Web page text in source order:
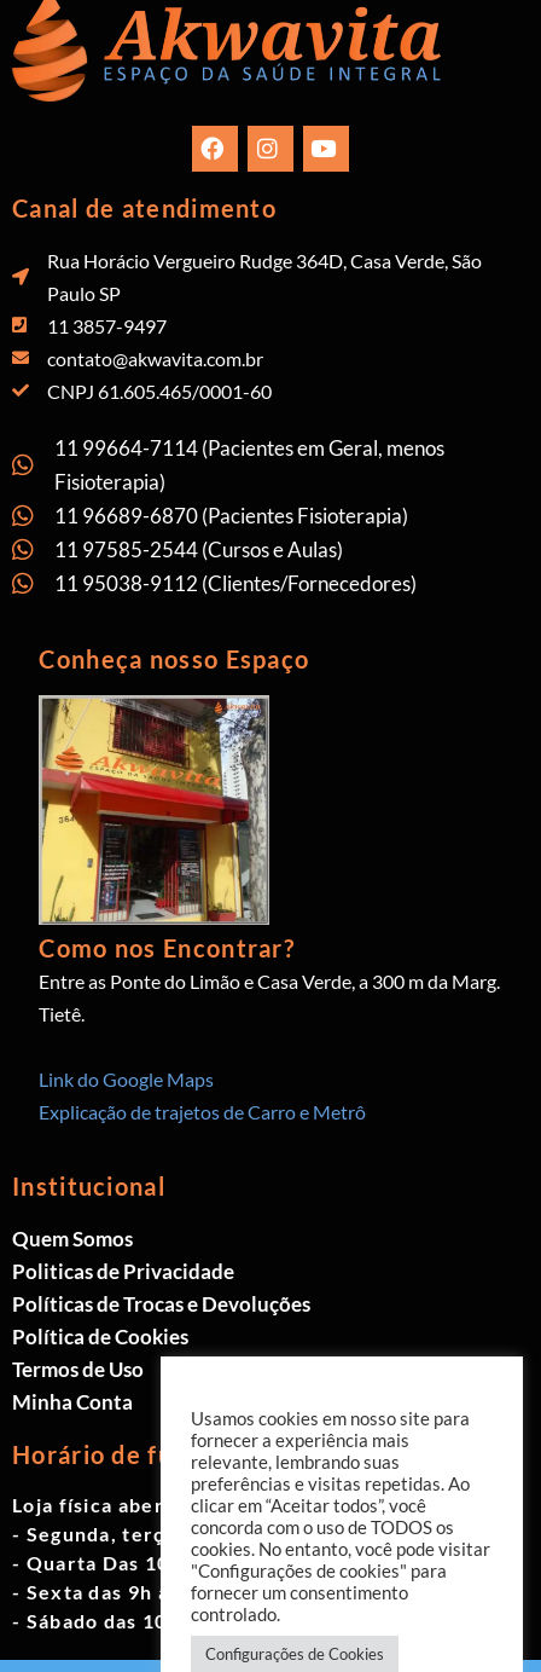
Canal de atendimento
Rua Horácio Vergueiro Rudge 364D, Casa Verde, São
Paulo SP
11 3857-9497
contato@akwavita.com.br
CNPJ 61.605.465/0001-60
11 99664-7114 (Pacientes em Geral, menos
Fisioterapia)
11 96689-6870 (Pacientes Fisioterapia)
11 97585-2544 (Cursos e Aulas)
11 95038-9112 (Clientes/Fornecedores)
Conheça nosso Espaço
Como nos Encontrar?
Entre as Ponte do Limão e Casa Verde, a 300 m da Marg.
Tietê.
Link do Google Maps
Explicação de trajetos de Carro e Metrô
Institucional
Quem Somos
Politicas de Privacidade
Políticas de Trocas e Devoluções
Política de Cookies
Termos de Uso
Minha Conta
Horário de funcionamento
Loja física aberta de Segunda à Sábado.
- Segunda, terça e quinta das 9h às 19h
- Quarta Das 10h às 18h
- Sexta das 9h às 18h
- Sábado das 10h às 17h
Usamos cookies em nosso site para
fornecer a experiência mais
relevante, lembrando suas
preferências e visitas repetidas. Ao
clicar em “Aceitar todos”, você
concorda com o uso de TODOS os
cookies. No entanto, você pode visitar
"Configurações de cookies" para
fornecer um consentimento
controlado.
Configurações de Cookies